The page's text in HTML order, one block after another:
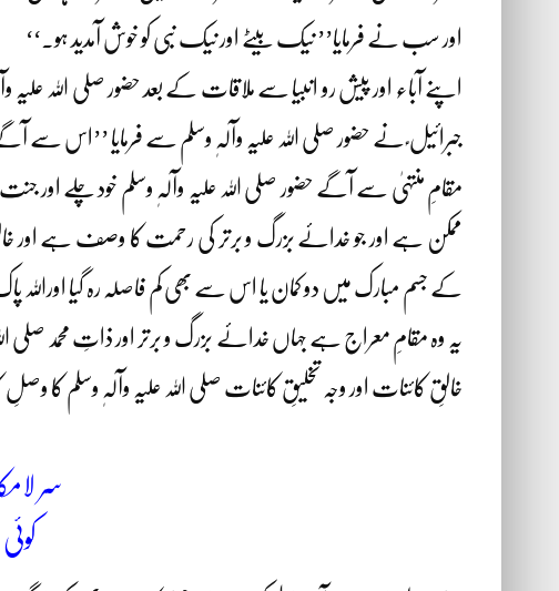
اور سب نے فرمایا’’ نیک بیٹے اور نیک نبی کو خوش آمدید ہو۔‘‘
اپنے آباء اور پیش رو انبیا سے ملاقات کے بعد حضور صلی اللہ
جبرائیل ؑ نے حضور صلی اللہ علیہ وآلہٖ وسلم سے فرمایا ’’اس سے
مقامِ منتہیٰ سے آگے حضور صلی اللہ علیہ وآلہٖ وسلم خود چلے اور
ممکن ہے اور جو خدائے بزرگ و برتر کی رحمت کا وصف ہے اور
کے جسم مبارک میں دو کمان یا اس سے بھی کم فاصلہ رہ گیا
یہ وہ مقامِ معراج ہے جہاں خدائے بزرگ و برتر اور ذاتِ محمد صلی
خالقِ کائنات اور وجہ تخلیقِ کائنات صلی اللہ علیہ وآلہٖ وسلم کا وصلِ
سر